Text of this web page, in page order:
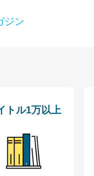
ジン
トル1万以上